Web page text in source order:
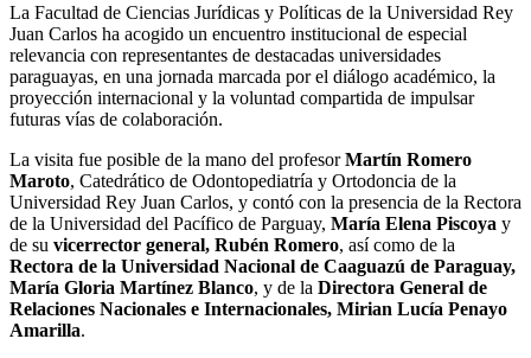
La Facultad de Ciencias Jurídicas y Políticas de la Universidad Rey
Juan Carlos ha acogido un encuentro institucional de especial
relevancia con representantes de destacadas universidades
paraguayas, en una jornada marcada por el diálogo académico, la
proyección internacional y la voluntad compartida de impulsar
futuras vías de colaboración.
La visita fue posible de la mano del profesorMartín Romero
Maroto, Catedrático de Odontopediatría y Ortodoncia de la
Universidad Rey Juan Carlos, y contó con la presencia de la Rectora
de la Universidad del Pacífico de Parguay, María Elena Piscoya y
de su vicerrector general, Rubén Romero, así como de la
Rectora de la Universidad Nacional de Caaguazú de Paraguay,
María Gloria Martínez Blanco, y de la Directora General de
Relaciones Nacionales e Internacionales, Mirian Lucía Penayo
Amarilla.